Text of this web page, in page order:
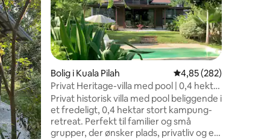
omtaler
Bolig i Kuala Pilah 4,85 ud af 5 i
4,85 (282)
Privat Heritage-villa med pool | 0,4 hektar
| 15 personer
Privat historisk villa med pool beliggende i
et fredeligt, 0,4 hektar stort kampung-
retreat. Perfekt til familier og små
grupper, der ønsker plads, privatliv og et